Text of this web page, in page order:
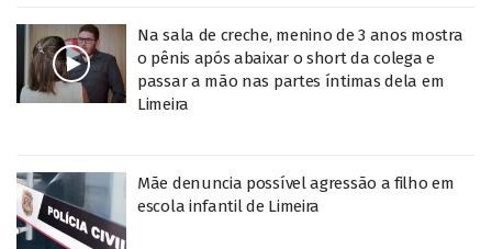
Na sala de creche, menino de 3 anos mostra
o pênis após abaixar o short da colega e
passar a mão nas partes íntimas dela em
Limeira
Mãe denuncia possível agressão a filho em
escola infantil de Limeira